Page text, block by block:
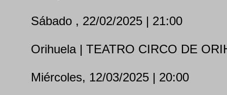
Sábado , 22/02/2025 | 21:00
Orihuela | TEATRO CIRCO DE
Miércoles, 12/03/2025 | 20:00